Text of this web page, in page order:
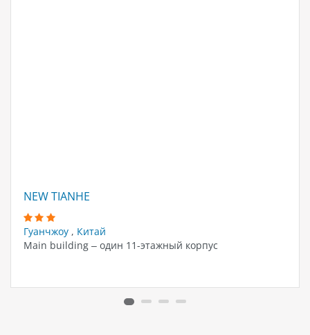
NEW TIANHE
Гуанчжоу , Китай
Main building – один 11-этажный корпус